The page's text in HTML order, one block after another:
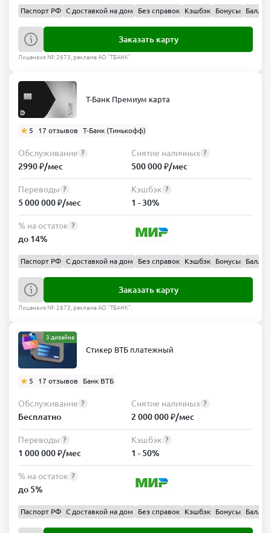
Паспорт РФ С доставкой на дом Без справок Кэшбэк Бонусы Баллы
Заказать карту
Лицензия №: 2673, реклама АО "ТБАНК".
Т-Банк Премиум карта
5 17 отзывов Т-Банк (Тинькофф)
Обслуживание ?
2990 ₽/мес
Снятие наличных ?
500 000 ₽/мес
Переводы ?
5 000 000 ₽/мес
Кэшбэк ?
1 - 30%
% на остаток ?
до 14%
Паспорт РФ С доставкой на дом Без справок Кэшбэк Бонусы Баллы
Заказать карту
Лицензия №: 2673, реклама АО "ТБАНК".
3 дизайна
Стикер ВТБ платежный
5 17 отзывов Банк ВТБ
Обслуживание ?
Бесплатно
Снятие наличных ?
2 000 000 ₽/мес
Переводы ?
1 000 000 ₽/мес
Кэшбэк ?
1 - 50%
% на остаток ?
до 5%
Паспорт РФ С доставкой на дом Без справок Кэшбэк Бонусы Баллы